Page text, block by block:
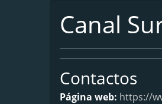
Canal
Contactos
Página web: https://